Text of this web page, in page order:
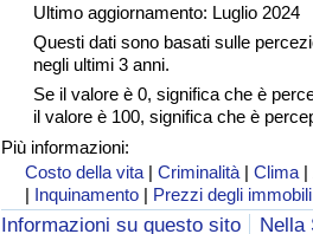
Ultimo aggiornamento: Luglio 2024
Questi dati sono basati sulle
negli ultimi 3 anni.
Se il valore è 0, significa che è
il valore è 100, significa che è
Più informazioni:
Costo della vita |Criminalità |Clima |
| Inquinamento | Prezzi degli immobili
Informazioni su questo sito Nella
Inquinamento
Indice dell’Inquinamento
Indice di inquinamento
Indice dell’Inquinamento per